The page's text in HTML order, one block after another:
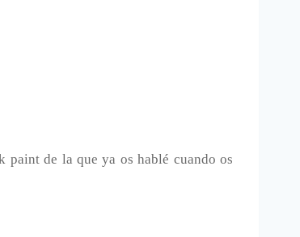
paint de la que ya os hablé cuando os